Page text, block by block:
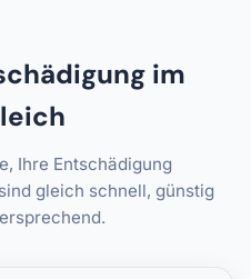
im
Ihre Entschädigung
gleich schnell, günstig